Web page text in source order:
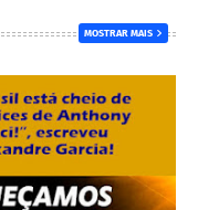
MOSTRAR MAIS